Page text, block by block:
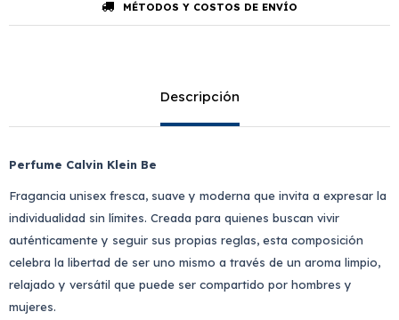
MÉTODOS Y COSTOS DE ENVÍO
Descripción
Perfume Calvin Klein Be
Fragancia unisex fresca, suave y moderna que invita a expresar la
individualidad sin límites. Creada para quienes buscan vivir
auténticamente y seguir sus propias reglas, esta composición
celebra la libertad de ser uno mismo a través de un aroma limpio,
relajado y versátil que puede ser compartido por hombres y
mujeres.